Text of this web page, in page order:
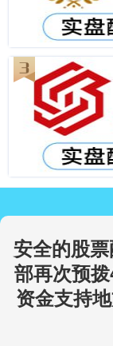
安全的股
部再次预
资金支持